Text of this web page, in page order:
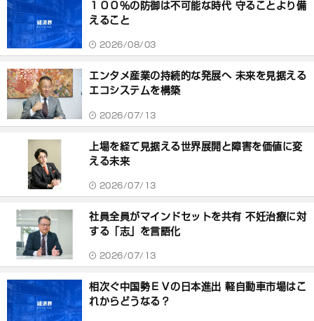
１００％の防御は不可能な時代 守ることより備
えること
2026/08/03
エンタメ産業の持続的な発展へ 未来を見据える
エコシステムを構築
2026/07/13
上場を経て見据える世界展開と障害を価値に変
える未来
2026/07/13
社員全員がマインドセットを共有 不妊治療に対
する「志」を言語化
2026/07/13
相次ぐ中国勢ＥＶの日本進出 軽自動車市場はこ
れからどうなる？